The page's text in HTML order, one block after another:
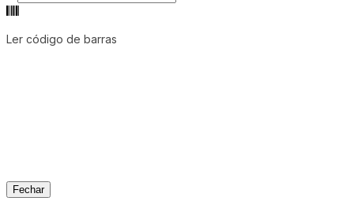
Ler código de barras
Fechar